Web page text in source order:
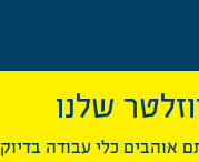
שלנו
אוהבים כלי עבודה בדיוק